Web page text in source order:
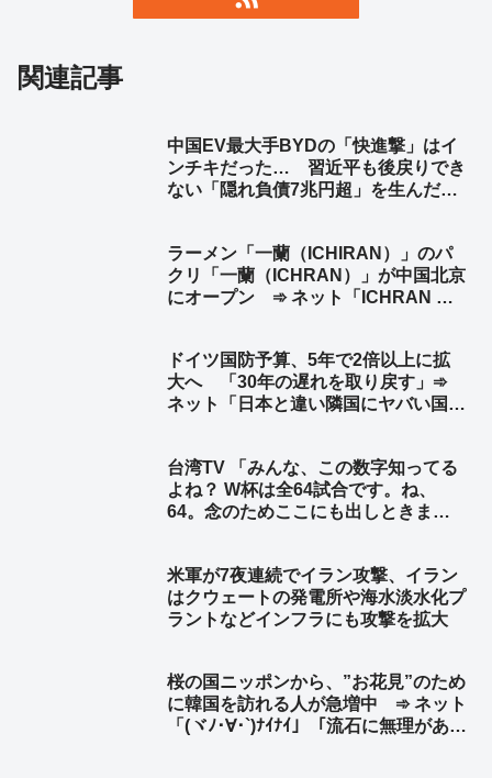
関連記事
中国EV最大手BYDの「快進撃」はイ
ンチキだった… 習近平も後戻りでき
ない「隠れ負債7兆円超」を生んだ中
ラーメン「一蘭（ICHIRAN）」のパ
クリ「一蘭（ICHRAN）」が中国北京
にオープン ➾ ネット「ICHRAN ｗ
ドイツ国防予算、5年で2倍以上に拡
大へ 「30年の遅れを取り戻す」➾
ネット「日本と違い隣国にヤバい国が
台湾TV 「みんな、この数字知ってる
よね？ W杯は全64試合です。ね、
64。念のためここにも出しときまし
してるのは、ぼかしモザイク対策の為
ですw」
米軍が7夜連続でイラン攻撃、イラン
はクウェートの発電所や‌海水淡水化プ
ラントなどインフラにも攻撃を拡大
桜の国ニッポンから、”お花見”のため
に韓国を訪れる人が急増中 ➾ ネット
「(ヾﾉ･∀･`)ﾅｲﾅｲ」「流石に無理があ